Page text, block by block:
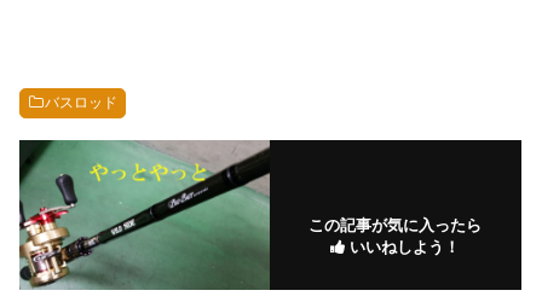
バスロッド
この記事が気に入ったら
いいねしよう！